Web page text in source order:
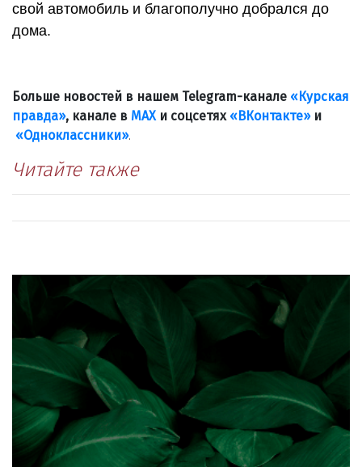
свой автомобиль и благополучно добрался до
дома.
Больше новостей в нашем Telegram-канале «Курская
правда», канале в МАХи соцсетях «ВКонтакте»и
«Одноклассники».
Читайте также